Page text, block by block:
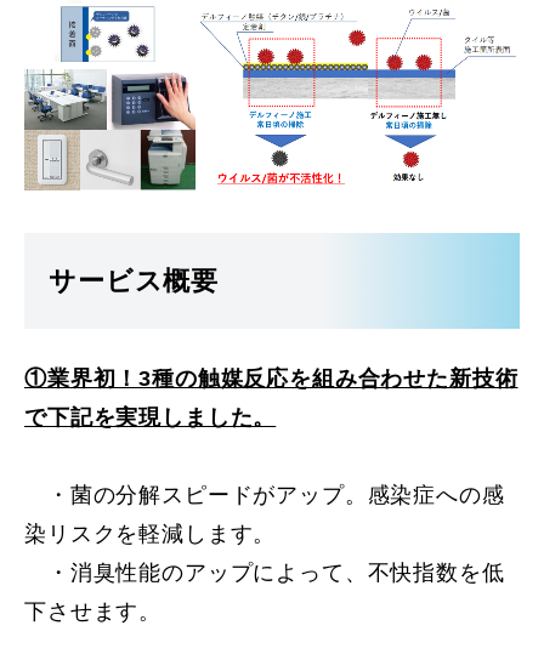
サービス概要
①業界初！3種の触媒反応を組み合わせた新技術
で下記を実現しました。
・菌の分解スピードがアップ。感染症への感
染リスクを軽減します。
・消臭性能のアップによって、不快指数を低
下させます。